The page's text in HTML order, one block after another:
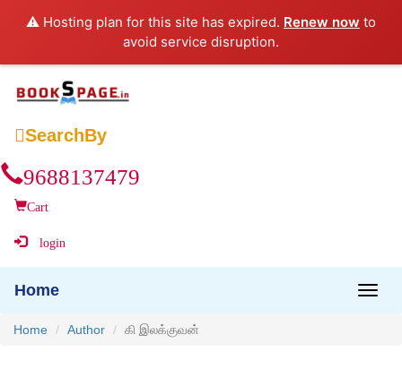
⚠️ Hosting plan for this site has expired. Renew now to
avoid service disruption.
SearchBy
9688137479
Cart
login
Home
Home Author கி இலக்குவன்